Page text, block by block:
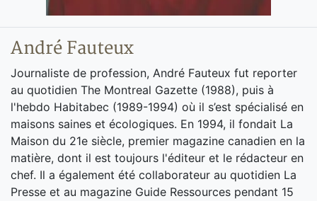
André Fauteux
Journaliste de profession, André Fauteux fut reporter
au quotidien The Montreal Gazette (1988), puis à
l'hebdo Habitabec (1989-1994) où il s’est spécialisé en
maisons saines et écologiques. En 1994, il fondait La
Maison du 21e siècle, premier magazine canadien en la
matière, dont il est toujours l'éditeur et le rédacteur en
chef. Il a également été collaborateur au quotidien La
Presse et au magazine Guide Ressources pendant 15